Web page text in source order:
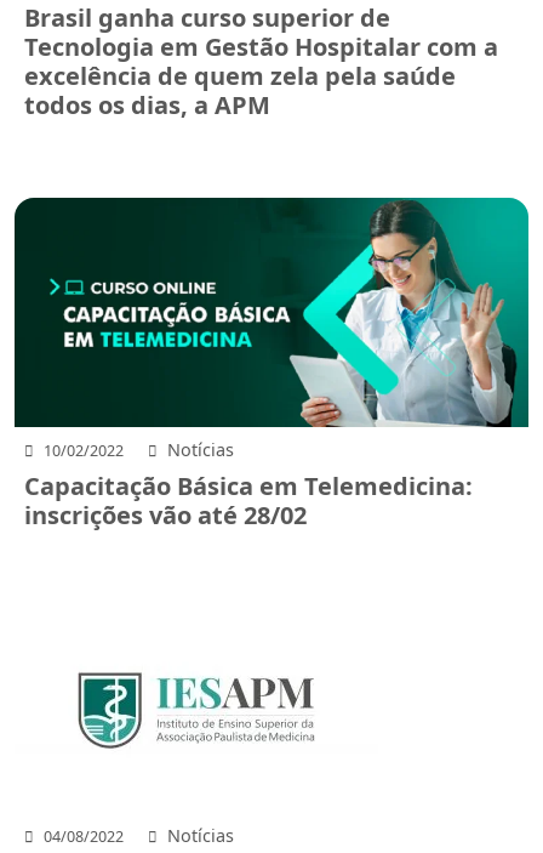
Brasil ganha curso superior de
Tecnologia em Gestão Hospitalar com a
excelência de quem zela pela saúde
todos os dias, a APM
10/02/2022 Notícias
Capacitação Básica em Telemedicina:
inscrições vão até 28/02
04/08/2022 Notícias